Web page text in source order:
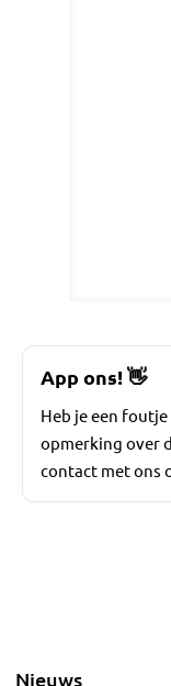
App ons!👋
Heb je een
opmerking over
contact met ons
Nieuws